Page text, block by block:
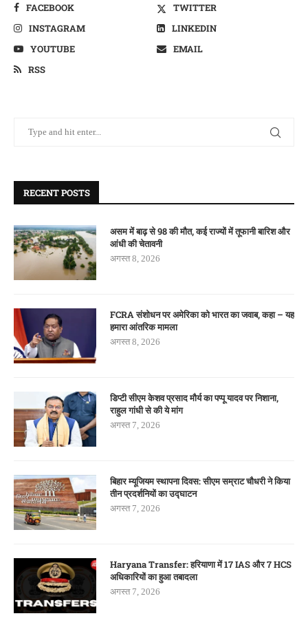
FACEBOOK
TWITTER
INSTAGRAM
LINKEDIN
YOUTUBE
EMAIL
RSS
RECENT POSTS
असम में बाढ़ से 98 की मौत, कई राज्यों में तूफानी बारिश और
आंधी की चेतावनी
अगस्त 8, 2026
FCRA संशोधन पर अमेरिका को भारत का जवाब, कहा – यह
हमारा आंतरिक मामला
अगस्त 8, 2026
डिप्टी सीएम केशव प्रसाद मौर्य का पप्पू यादव पर निशाना,
राहुल गांधी से की ये मांग
अगस्त 7, 2026
बिहार म्यूजियम स्थापना दिवस: सीएम सम्राट चौधरी ने किया
तीन प्रदर्शनियों का उद्घाटन
अगस्त 7, 2026
Haryana Transfer: हरियाणा में 17 IAS और 7 HCS
अधिकारियों का हुआ तबादला
अगस्त 7, 2026